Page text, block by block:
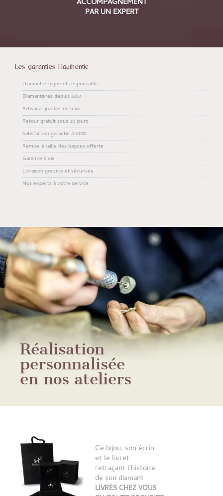
ACCOMPAGNEMENT
PAR UN EXPERT
Les garanties Hauthentic
Diamant éthique et responsable
Diamantaires depuis 1860
Artisanat joaillier de luxe
Retour gratuit sous 30 jours
Satisfaction garantie à 100%
Remise à taille des bagues offerte
Garantie à vie
Livraison gratuite et sécurisée
Nos experts à votre service
Réalisation
personnalisée
en nos ateliers
Ce bijou, son écrin
et le livret
retraçant l'histoire
de son diamant
LIVRÉS CHEZ VOUS